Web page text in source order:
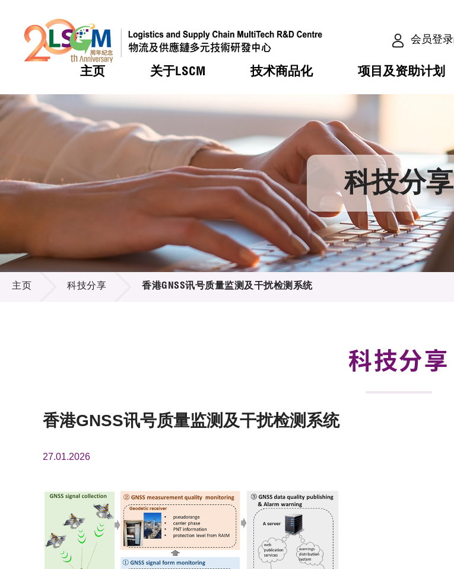
会员登录
主页 关于LSCM
热门
愿景及使命
组织架构
组织架构
董事局
研究顾问
招标通告
供应商登记
技术商品化
热门
可获授权之技术
应用于公共服务之创新技术
重点项目
项目及资助计划
热门
资助计划
资助计划
税务优惠
评审
征求研发项目计划书
项目资料库
热门
LSCM 动向
新闻中心
媒体报导
新闻稿
资讯中心
多媒体
热门
会员列表
会员登入 科技分享
科技分享
主页 科技分享 香港GNSS讯号质量监测及干扰检测系统
科技分享
香港GNSS讯号质量监测及干扰检测系统
27.01.2026